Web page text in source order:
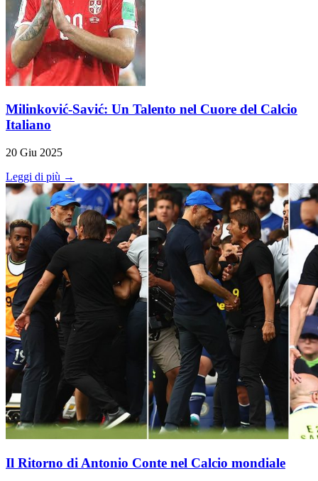
Milinković-Savić: Un Talento nel Cuore del Calcio
Italiano
20 Giu 2025
Leggi di più →
Il Ritorno di Antonio Conte nel Calcio mondiale